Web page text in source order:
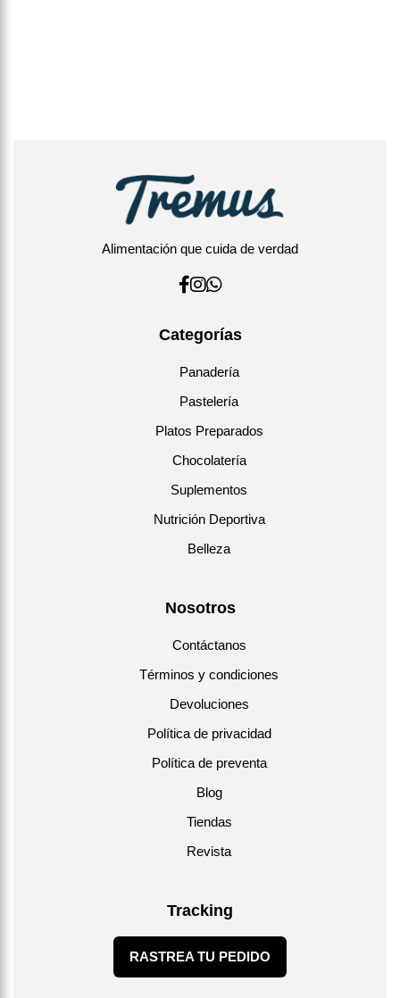
Alimentación que cuida de verdad
Categorías
Panadería
Pastelería
Platos Preparados
Chocolatería
Suplementos
Nutrición Deportiva
Belleza
Nosotros
Contáctanos
Términos y condiciones
Devoluciones
Política de privacidad
Política de preventa
Blog
Tiendas
Revista
Tracking
RASTREA TU PEDIDO